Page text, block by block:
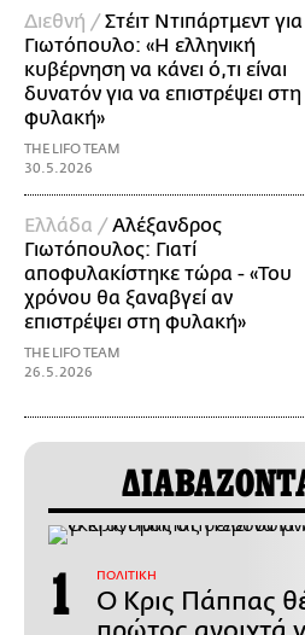
Διεθνή /Στέιτ Ντιπάρτμεντ για
Γιωτόπουλο: «Η ελληνική
κυβέρνηση να κάνει ό,τι είναι
δυνατόν για να επιστρέψει στη
φυλακή»
THE LIFO TEAM
30.5.2026
Ελλάδα /Αλέξανδρος
Γιωτόπουλος: Γιατί
αποφυλακίστηκε τώρα - «Του
χρόνου θα ξαναβγεί αν
επιστρέψει στη φυλακή»
THE LIFO TEAM
26.5.2026
ΠΟΛΙΤΙΚΗ
Ο Κρις Πάππας